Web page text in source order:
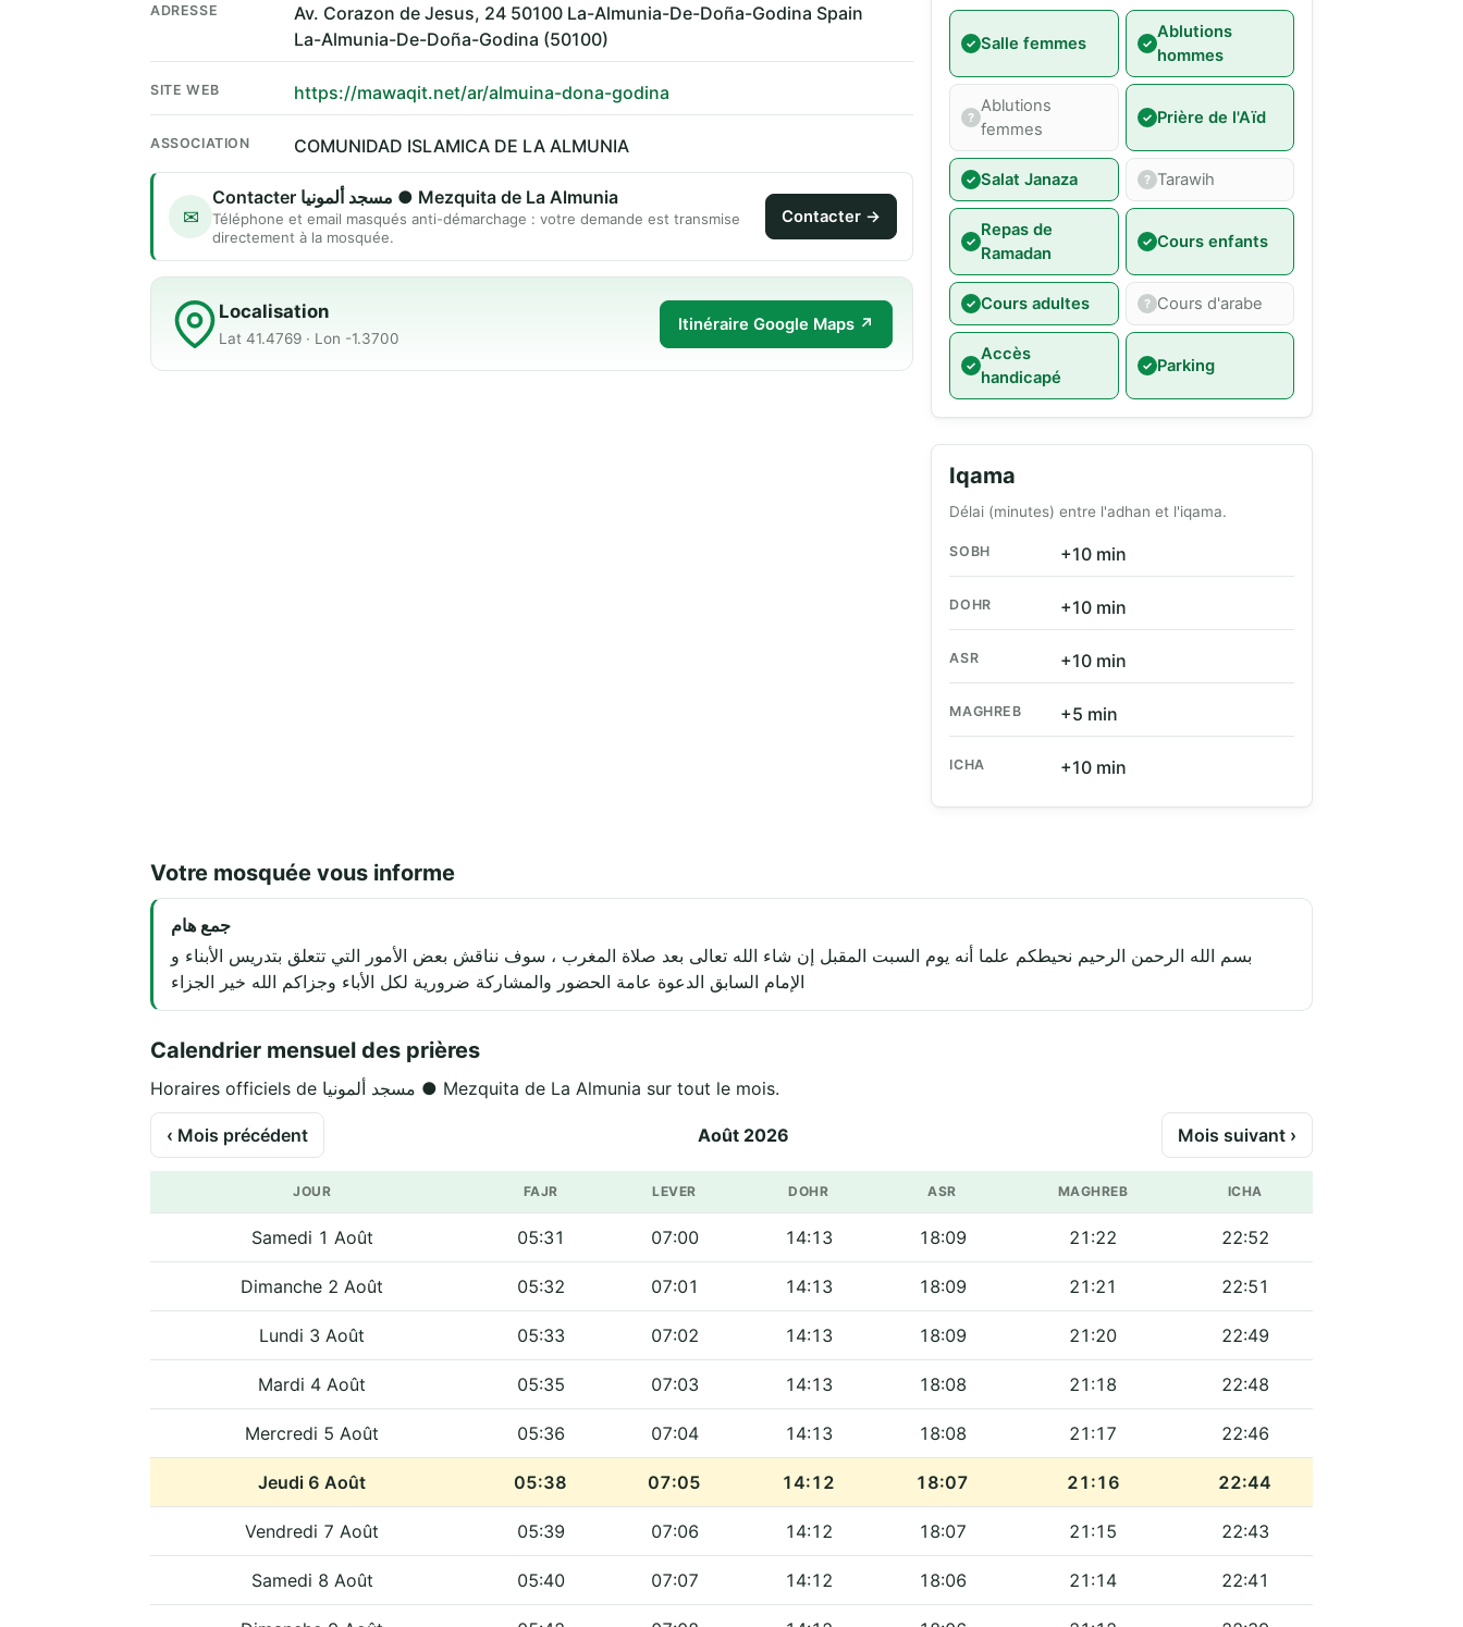
ADRESSE
Av. Corazon de Jesus, 24 50100 La-Almunia-De-Doña-Godina Spain
La-Almunia-De-Doña-Godina (50100)
SITE WEB https://mawaqit.net/ar/almuina-dona-godina
ASSOCIATION COMUNIDAD ISLAMICA DE LA ALMUNIA
✉
Contacter مسجد ألمونيا ● Mezquita de La Almunia
Téléphone et email masqués anti-démarchage : votre demande est transmise
directement à la mosquée.
Contacter →
Localisation
Lat 41.4769 · Lon -1.3700
Itinéraire Google Maps ↗
Salle femmes
Ablutions
hommes
Ablutions
femmes
Prière de l'Aïd
Salat Janaza Tarawih
Repas de
Ramadan
Cours enfants
Cours adultes Cours d'arabe
Accès
handicapé
Parking
Iqama
Délai (minutes) entre l'adhan et l'iqama.
SOBH +10 min
DOHR +10 min
ASR +10 min
MAGHREB +5 min
ICHA +10 min
Votre mosquée vous informe
جمع هام
بسم الله الرحمن الرحيم نحيطكم علما أنه يوم السبت المقبل إن شاء الله تعالى بعد صلاة المغرب ، سوف نناقش بعض الأمور التي تتعلق بتدريس الأبناء و
الإمام السابق الدعوة عامة الحضور والمشاركة ضرورية لكل الأباء وجزاكم الله خير الجزاء
Calendrier mensuel des prières
Horaires officiels de مسجد ألمونيا ● Mezquita de La Almunia sur tout le mois.
‹ Mois précédent Août 2026 Mois suivant ›
JOUR FAJR LEVER DOHR ASR MAGHREB ICHA
Samedi 1 Août 05:31 07:00 14:13 18:09 21:22 22:52
Dimanche 2 Août 05:32 07:01 14:13 18:09 21:21 22:51
Lundi 3 Août 05:33 07:02 14:13 18:09 21:20 22:49
Mardi 4 Août 05:35 07:03 14:13 18:08 21:18 22:48
Mercredi 5 Août 05:36 07:04 14:13 18:08 21:17 22:46
Jeudi 6 Août 05:38 07:05 14:12 18:07 21:16 22:44
Vendredi 7 Août 05:39 07:06 14:12 18:07 21:15 22:43
Samedi 8 Août 05:40 07:07 14:12 18:06 21:14 22:41